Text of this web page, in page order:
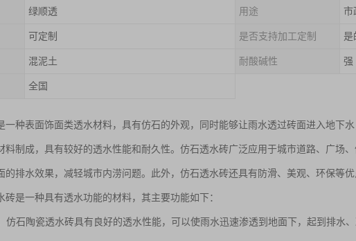
绿顺透 用途 市
可定制 是否支持加工定制 是
混泥土 耐酸碱性 强
全国
一种表面饰面类透水材料，具有仿石的外观，同时能够让雨水透过砖面进入地下
料制成，具有较好的透水性能和耐久性。仿石透水砖广泛应用于城市道路、广场
的排水效果，减轻城市内涝问题。此外，仿石透水砖还具有防滑、美观、环保等优
砖是一种具有透水功能的材料，其主要功能如下：
仿石陶瓷透水砖具有良好的透水性能，可以使雨水迅速渗透到地面下，起到排水